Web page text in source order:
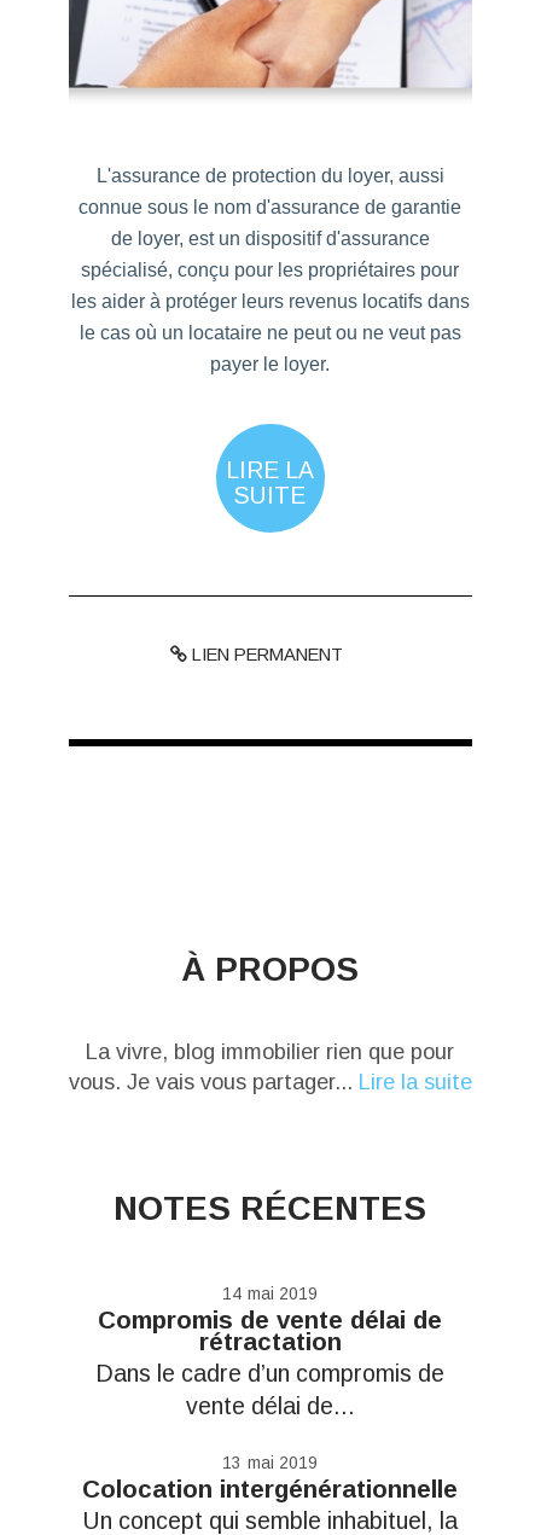
L'assurance de protection du loyer, aussi
connue sous le nom d'assurance de garantie
de loyer, est un dispositif d'assurance
spécialisé, conçu pour les propriétaires pour
les aider à protéger leurs revenus locatifs dans
le cas où un locataire ne peut ou ne veut pas
payer le loyer.
LIRE LA
SUITE
LIEN PERMANENT
À PROPOS
La vivre, blog immobilier rien que pour
vous. Je vais vous partager... Lire la suite
NOTES RÉCENTES
14 mai 2019
Compromis de vente délai de
rétractation
Dans le cadre d’un compromis de
vente délai de...
13 mai 2019
Colocation intergénérationnelle
Un concept qui semble inhabituel, la